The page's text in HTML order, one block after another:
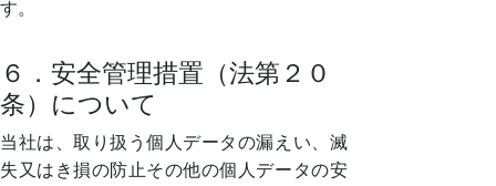
す。
６．安全管理措置（法第２０
条）について
当社は、取り扱う個人データの漏えい、滅
失又はき損の防止その他の個人データの安